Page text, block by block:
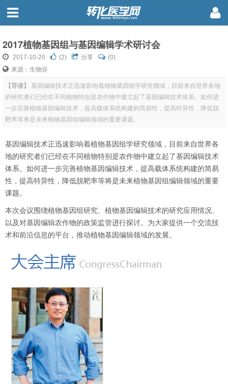
2017植物基因组与基因编辑学术研讨会
2017-10-20 (2) 分享
(0)
来源：生物谷
【导读】
基因编辑技术正迅速影响着植物基因组学研究领域，目前来自世界各地
的研究者们已经在不同植物特别是农作物中建立起了基因编辑技术体系。如何进
一步完善植物基因编辑技术，提高载体系统构建的简易性，提高特异性，降低脱
靶率等将是未来植物基因组编辑领域的重要课题。
基因编辑技术正迅速影响着植物基因组学研究领域，目前来自世界各
地的研究者们已经在不同植物特别是农作物中建立起了基因编辑技术
体系。如何进一步完善植物基因编辑技术，提高载体系统构建的简易
性，提高特异性，降低脱靶率等将是未来植物基因组编辑领域的重要
课题。
本次会议围绕植物基因组研究、植物基因编辑技术的研究应用情况、
以及对基因编辑农作物的政策监管进行探讨。为大家提供一个交流技
术和前沿信息的平台，推动植物基因编辑领域的发展。